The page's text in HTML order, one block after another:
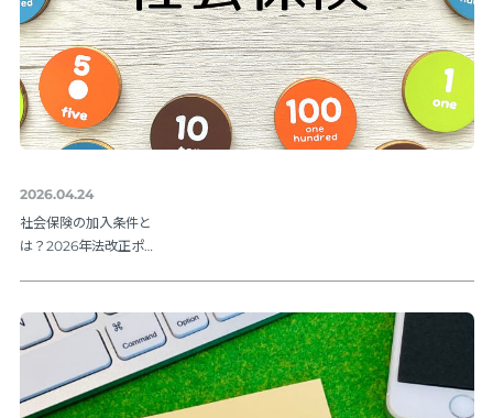
2026.04.24
社会保険の加入条件と
は？2026年法改正ポイ